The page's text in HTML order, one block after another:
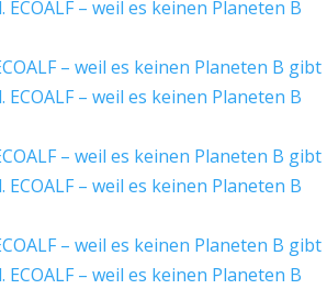
– weil es keinen Planeten B gibt
– weil es keinen Planeten B gibt
– weil es keinen Planeten B gibt